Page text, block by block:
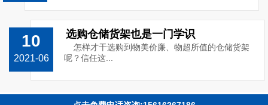
10
2021-06
选购仓储货架也是一门学识
怎样才干选购到物美价廉、物超所值的仓储货架
呢？信任这...